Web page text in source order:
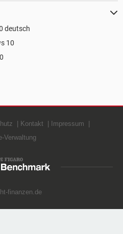
deutsch
10
Kontakt
Impressum
Verwaltung
finanzen.de